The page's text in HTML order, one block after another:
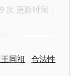
次 更新时间：
同祖 合法性